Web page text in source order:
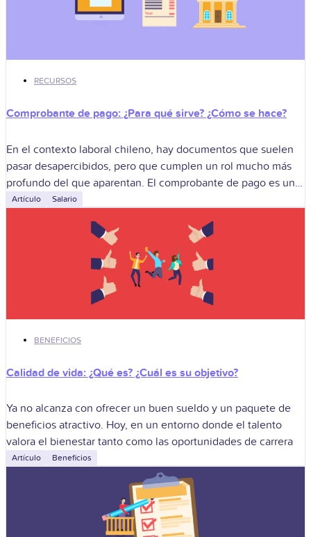
RECURSOS
Comprobante de pago: ¿Para qué sirve? ¿Cómo se hace?
En el contexto laboral chileno, hay documentos que suelen
pasar desapercibidos, pero que cumplen un rol mucho más
profundo del que aparentan. El comprobante de pago es uno
de esos
Artículo Salario
BENEFICIOS
Calidad de vida: ¿Qué es? ¿Cuál es su objetivo?
Ya no alcanza con ofrecer un buen sueldo y un paquete de
beneficios atractivo. Hoy, en un entorno donde el talento
valora el bienestar tanto como las oportunidades de carrera
Artículo Beneficios